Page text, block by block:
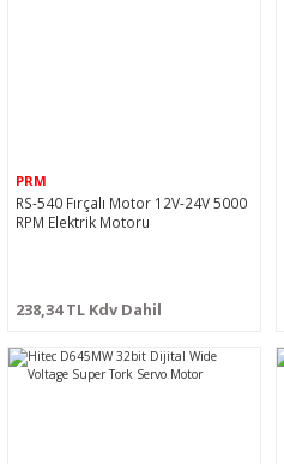
PRM
RS-540 Fırçalı Motor 12V-24V 5000
RPM Elektrik Motoru
238,34 TL Kdv Dahil